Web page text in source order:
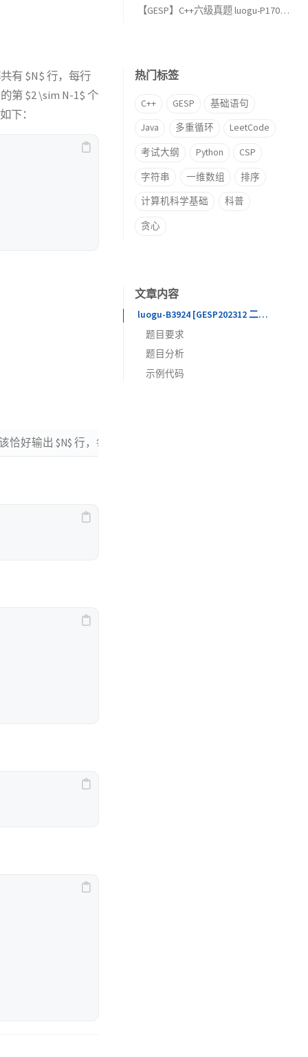
有 $N$ 行，每行
第 $2 \sim N-1$ 个
下：
好输出 $N$ 行，每行除了换行符外恰好包含 $N$ 个字符，
【GESP】C++六级真题 luogu-P17013, [GESP202606 六级] 满二叉树
热门标签
C++ GESP 基础语句
Java 多重循环 LeetCode
考试大纲 Python CSP
字符串 一维数组 排序
计算机科学基础 科普
贪心
文章内容
luogu-B3924 [GESP202312 二级] 小杨的H字矩阵
题目要求
题目描述
输入格式
题目分析
解题思路
示例代码